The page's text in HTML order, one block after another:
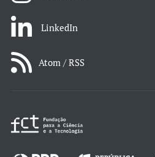
LinkedIn
Atom / RSS